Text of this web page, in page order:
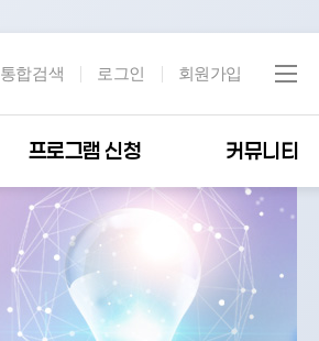
통합검색 로그인 회원가입
프로그램 신청 커뮤니티